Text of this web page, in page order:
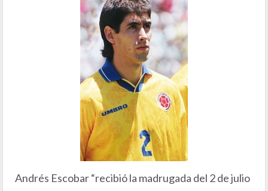
Andrés Escobar “recibió la madrugada del 2 de julio